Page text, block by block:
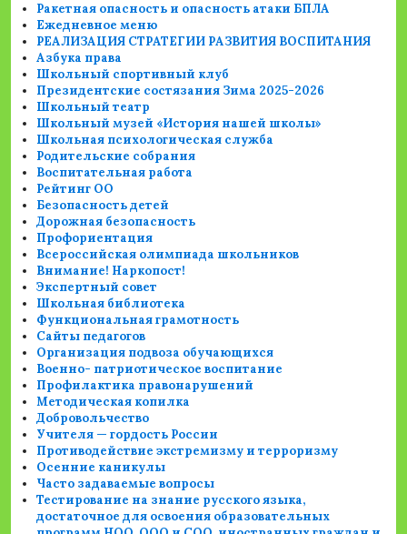
Ракетная опасность и опасность атаки БПЛА
Ежедневное меню
РЕАЛИЗАЦИЯ СТРАТЕГИИ РАЗВИТИЯ ВОСПИТАНИЯ
Азбука права
Школьный спортивный клуб
Президентские состязания Зима 2025-2026
Школьный театр
Школьный музей «История нашей школы»
Школьная психологическая служба
Родительские собрания
Воспитательная работа
Рейтинг ОО
Безопасность детей
Дорожная безопасность
Профориентация
Всероссийская олимпиада школьников
Внимание! Наркопост!
Экспертный совет
Школьная библиотека
Функциональная грамотность
Сайты педагогов
Организация подвоза обучающихся
Военно- патриотическое воспитание
Профилактика правонарушений
Методическая копилка
Добровольчество
Учителя — гордость России
Противодействие экстремизму и терроризму
Осенние каникулы
Часто задаваемые вопросы
Тестирование на знание русского языка,
достаточное для освоения образовательных